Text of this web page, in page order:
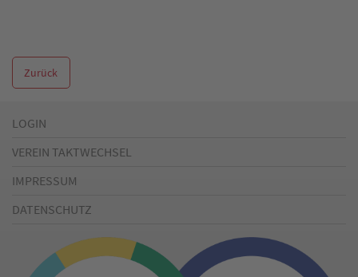
Zurück
LOGIN
VEREIN TAKTWECHSEL
IMPRESSUM
DATENSCHUTZ